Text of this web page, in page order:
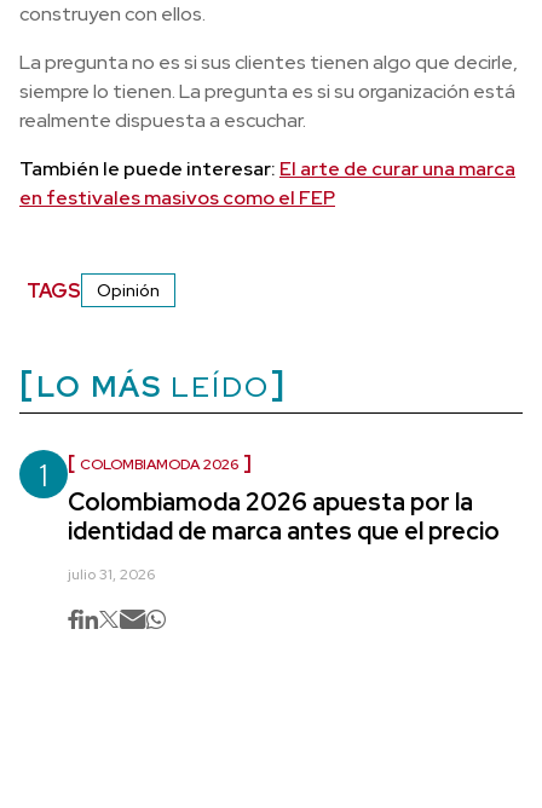
construyen con ellos.
La pregunta no es si sus clientes tienen algo que decirle,
siempre lo tienen. La pregunta es si su organización está
realmente dispuesta a escuchar.
También le puede interesar: El arte de curar una marca
en festivales masivos como el FEP
TAGS Opinión
LO MÁS LEÍDO
1 COLOMBIAMODA 2026
Colombiamoda 2026 apuesta por la
identidad de marca antes que el precio
julio 31, 2026